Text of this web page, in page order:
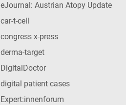
eJournal: Austrian Atopy Update
car-t-cell
congress x-press
derma-target
DigitalDoctor
digital patient cases
Expert:innenforum